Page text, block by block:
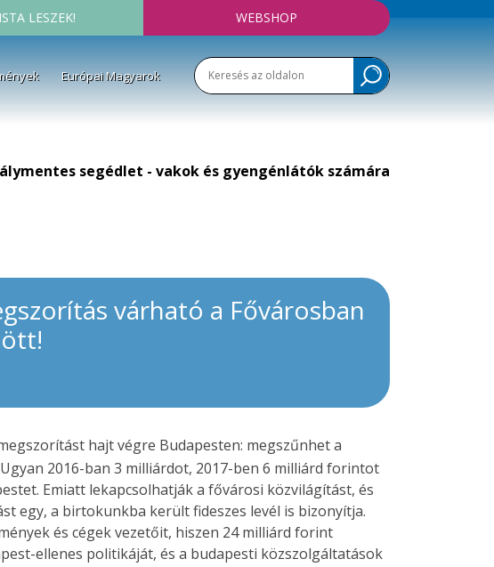
LESZEK! WEBSHOP
Európai Magyarok
segédlet - vakok és gyengénlátók számára
várható a Fővárosban
hajt végre Budapesten: megszűnhet a
2016-ban 3 milliárdot, 2017-ben 6 milliárd forintot
Emiatt lekapcsolhatják a fővárosi közvilágítást, és
egy, a birtokunkba került fideszes levél is bizonyítja.
és cégek vezetőit, hiszen 24 milliárd forint
ellenes politikáját, és a budapesti közszolgáltatások